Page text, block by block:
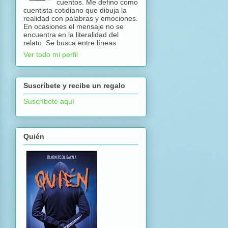
cuentos. Me defino como
cuentista cotidiano que dibuja la
realidad con palabras y emociones.
En ocasiones el mensaje no se
encuentra en la literalidad del
relato. Se busca entre líneas.
Ver todo mi perfil
Suscríbete y recibe un regalo
Suscríbete aquí
Quién